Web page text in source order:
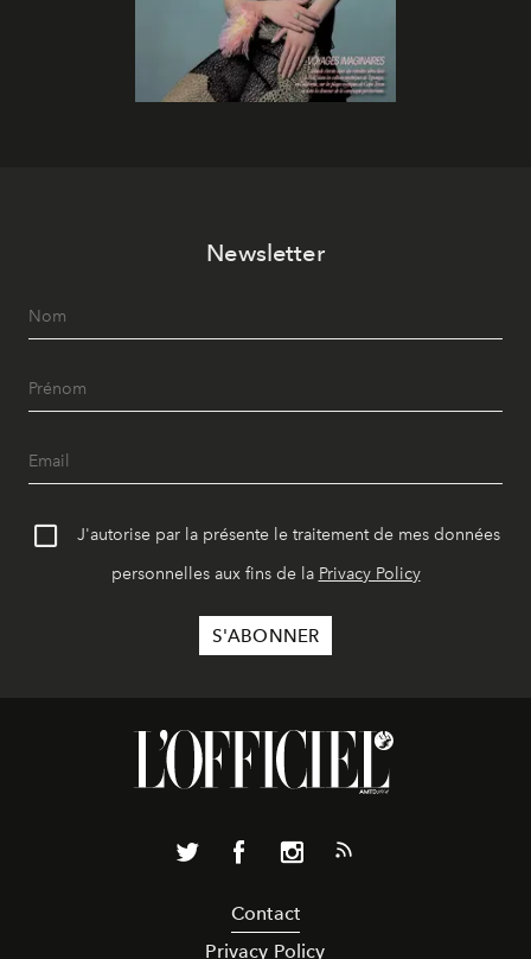
Newsletter
J'autorise par la présente le traitement de mes données
personnelles aux fins de la Privacy Policy
Contact
Privacy Policy